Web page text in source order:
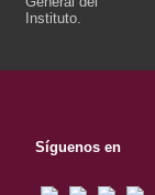
Instituto.
Síguenos en